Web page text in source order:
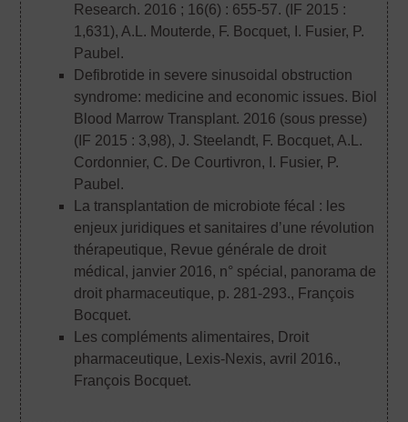
Research. 2016 ; 16(6) : 655-57. (IF 2015 :
1,631), A.L. Mouterde, F. Bocquet, I. Fusier, P.
Paubel.
Defibrotide in severe sinusoidal obstruction
syndrome: medicine and economic issues. Biol
Blood Marrow Transplant. 2016 (sous presse)
(IF 2015 : 3,98), J. Steelandt, F. Bocquet, A.L.
Cordonnier, C. De Courtivron, I. Fusier, P.
Paubel.
La transplantation de microbiote fécal : les
enjeux juridiques et sanitaires d’une révolution
thérapeutique, Revue générale de droit
médical, janvier 2016, n° spécial, panorama de
droit pharmaceutique, p. 281-293., François
Bocquet.
Les compléments alimentaires, Droit
pharmaceutique, Lexis-Nexis, avril 2016.,
François Bocquet.